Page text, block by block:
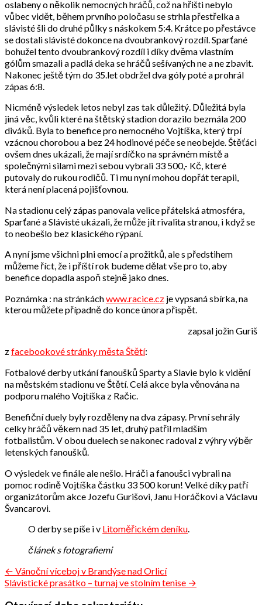
oslabeny o několik nemocných hráčů, což na hřišti nebylo
vůbec vidět, během prvního poločasu se strhla přestřelka a
slávisté šli do druhé půlky s náskokem 5:4. Krátce po přestávce
se dostali slávisté dokonce na dvoubrankový rozdíl. Sparťané
bohužel tento dvoubrankový rozdíl i díky dvěma vlastním
gólům smazali a padlá deka se hráčů sešívaných ne a ne zbavit.
Nakonec ještě tým do 35.let obdržel dva góly poté a prohrál
zápas 6:8.
Nicméně výsledek letos nebyl zas tak důležitý. Důležitá byla
jiná věc, kvůli které na štětský stadion dorazilo bezmála 200
diváků. Byla to benefice pro nemocného Vojtíška, který trpí
vzácnou chorobou a bez 24 hodinové péče se neobejde. Štěťáci
ovšem dnes ukázali, že mají srdíčko na správném místě a
společnými silami mezi sebou vybrali 33 500,- Kč, které
putovaly do rukou rodičů. Ti mu nyní mohou dopřát terapii,
která není placená pojišťovnou.
Na stadionu celý zápas panovala velice přátelská atmosféra,
Sparťané a Slávisté ukázali, že může jít rivalita stranou, i když se
to neobešlo bez klasického rýpaní.
A nyní jsme všichni plni emocí a prožitků, ale s předstihem
můžeme říct, že i příští rok budeme dělat vše pro to, aby
benefice dopadla aspoň stejně jako dnes.
Poznámka : na stránkáchwww.racice.cz je vypsaná sbírka, na
kterou můžete případně do konce února přispět.
zapsal jožin Guriš
zfacebookové stránky města Štětí:
Fotbalové derby utkání fanoušků Sparty a Slavie bylo k vidění
na městském stadionu ve Štětí. Celá akce byla věnována na
podporu malého Vojtíška z Račic.
Benefiční duely byly rozděleny na dva zápasy. První sehrály
celky hráčů věkem nad 35 let, druhý patřil mladším
fotbalistům. V obou duelech se nakonec radoval z výhry výběr
letenských fanoušků.
O výsledek ve finále ale nešlo. Hráči a fanoušci vybrali na
pomoc rodině Vojtíška částku 33 500 korun! Velké díky patří
organizátorům akce Jozefu Gurišovi, Janu Horáčkovi a Václavu
Švancarovi.
O derby se píše i v Litoměřickém deníku
článek s fotografiemi
Navigace
pro
← Vánoční víceboj v Brandýse nad Orlicí
Slávistické prasátko – turnaj ve stolním tenise →